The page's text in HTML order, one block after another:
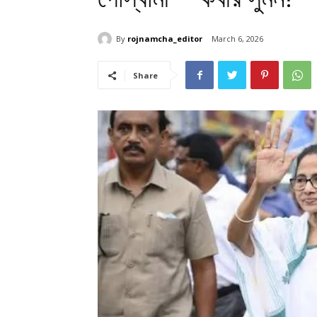
By rojnamcha_editor March 6, 2026
Share